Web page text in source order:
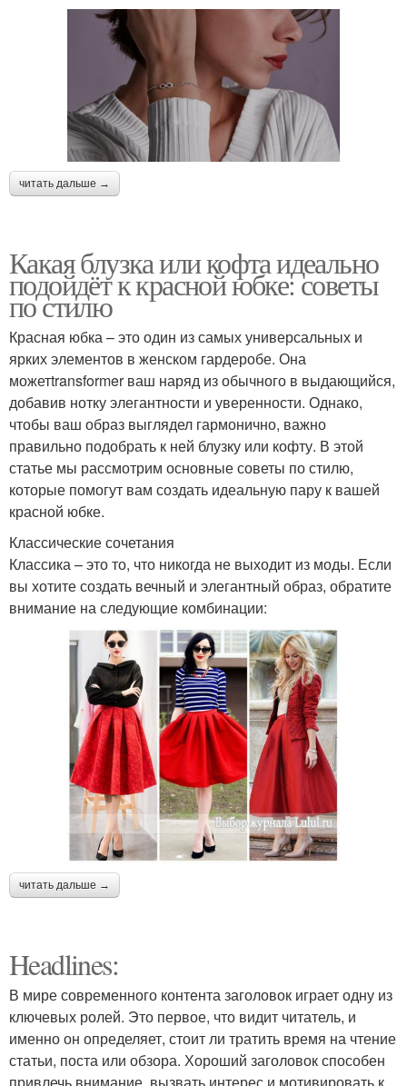
читать дальше →
Какая блузка или кофта идеально
подойдёт к красной юбке: советы
по стилю
Красная юбка – это один из самых универсальных и
ярких элементов в женском гардеробе. Она
можетtransformer ваш наряд из обычного в выдающийся,
добавив нотку элегантности и уверенности. Однако,
чтобы ваш образ выглядел гармонично, важно
правильно подобрать к ней блузку или кофту. В этой
статье мы рассмотрим основные советы по стилю,
которые помогут вам создать идеальную пару к вашей
красной юбке.
Классические сочетания
Классика – это то, что никогда не выходит из моды. Если
вы хотите создать вечный и элегантный образ, обратите
внимание на следующие комбинации:
читать дальше →
Headlines:
В мире современного контента заголовок играет одну из
ключевых ролей. Это первое, что видит читатель, и
именно он определяет, стоит ли тратить время на чтение
статьи, поста или обзора. Хороший заголовок способен
привлечь внимание, вызвать интерес и мотивировать к